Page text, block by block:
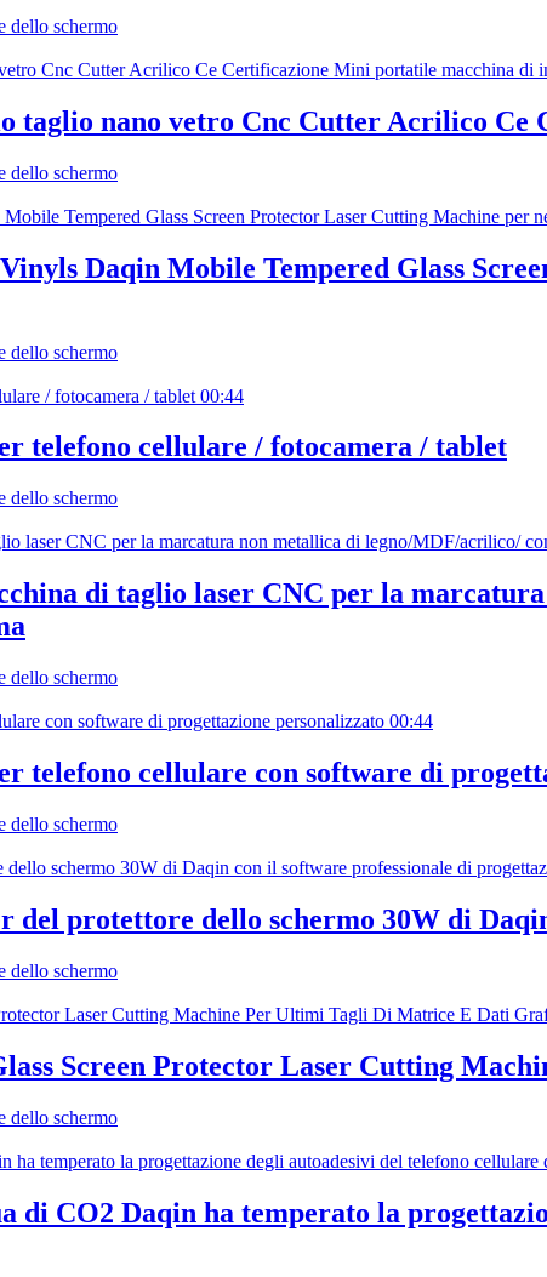
dello schermo
taglio nano vetro Cnc Cutter Acrilico
dello schermo
Daqin Mobile Tempered Glass
dello schermo
00:44
telefono cellulare / fotocamera / tablet
dello schermo
di taglio laser CNC per la
dello schermo
00:44
telefono cellulare con software di
dello schermo
del protettore dello schermo 30W di
dello schermo
Screen Protector Laser Cutting
dello schermo
di CO2 Daqin ha temperato la